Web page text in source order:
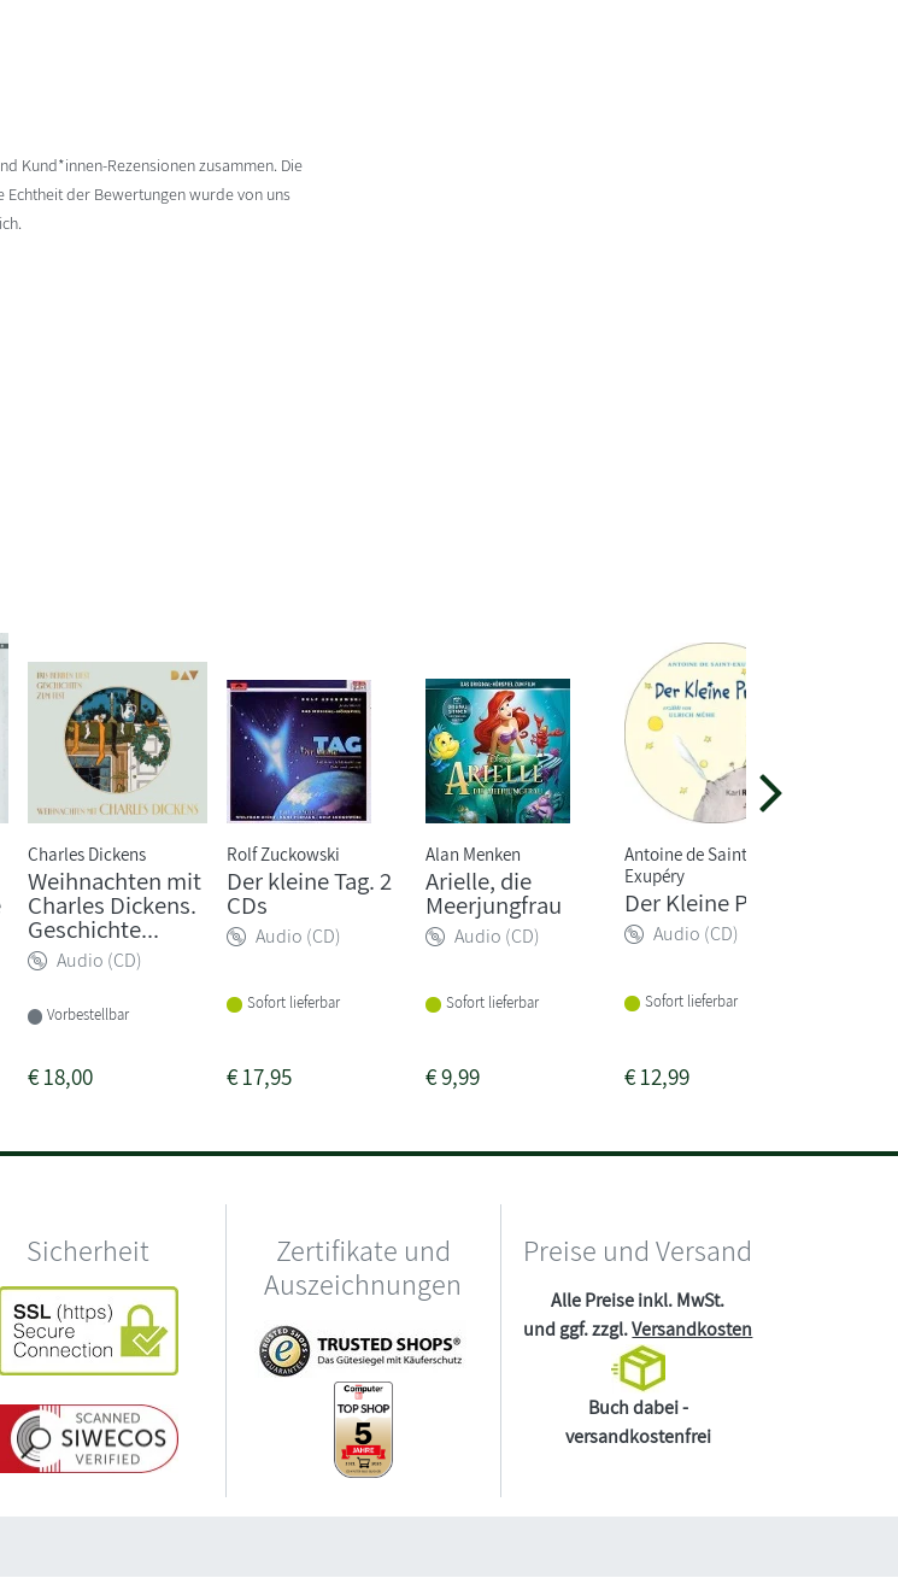
Kund*innen-Rezensionen zusammen. Die
Echtheit der Bewertungen wurde von uns
Charles Dickens
Weihnachten mit
Charles Dickens.
Geschichte...
Audio (CD)
Vorbestellbar
€18,00
Rolf Zuckowski
Der kleine Tag. 2
CDs
Audio (CD)
Sofort lieferbar
€17,95
Alan Menken
Arielle, die
Meerjungfrau
Audio (CD)
Sofort lieferbar
€9,99
Antoine de Saint-
Exupéry
Der Kleine Prinz
Audio (CD)
Sofort lieferbar
€12,99
Sicherheit
Zertifikate und
Auszeichnungen
Preise und Versand
Alle Preise inkl. MwSt.
und ggf. zzgl.Versandkosten
Buch dabei -
versandkostenfrei